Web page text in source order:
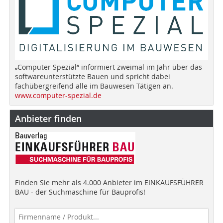
„Computer Spezial“ informiert zweimal im Jahr über das
softwareunterstützte Bauen und spricht dabei
fachübergreifend alle im Bauwesen Tätigen an.
www.computer-spezial.de
Anbieter finden
Finden Sie mehr als 4.000 Anbieter im EINKAUFSFÜHRER
BAU - der Suchmaschine für Bauprofis!